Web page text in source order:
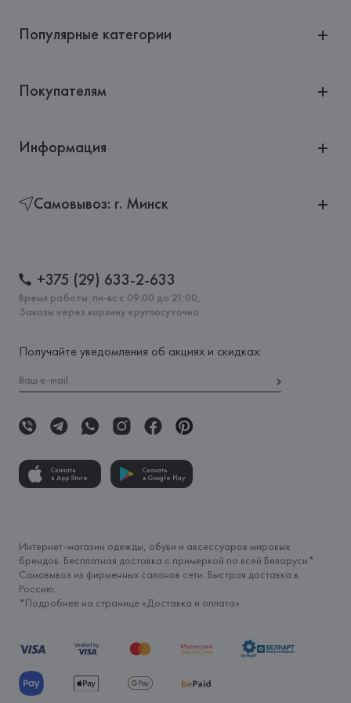
Популярные категории
Покупателям
Информация
Самовывоз: г. Минск
+375 (29) 633-2-633
Время работы: пн-вс с 09:00 до 21:00,
Заказы через корзину круглосуточно
Получайте уведомления об акциях и скидках:
Скачать
в App Store
Скачать
в Google Play
Интернет-магазин одежды, обуви и аксессуаров мировых
брендов. Бесплатная доставка с примеркой по всей Беларуси*.
Самовывоз из фирменных салонов сети. Быстрая доставка в
Россию.
*Подробнее на странице «Доставка и оплата»